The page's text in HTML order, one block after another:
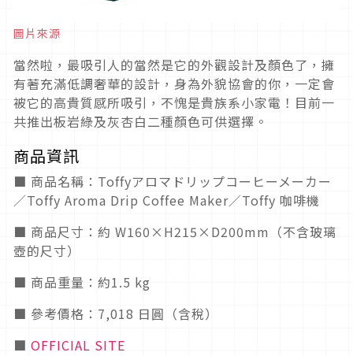
圖片來源
當然啦，最吸引人的當然是它的外觀設計及顏色了，擁
有著充滿低調奢華的設計，身為外貌協會的你，一定會
被它的高貴質感所吸引，不愧是貴族系小家電！目前一
共推出板岩綠及灰杏白二種顏色可供選擇。
商品資訊
■ 商品名稱：Toffyアロマドリップコーヒーメーカー
／Toffy Aroma Drip Coffee Maker／Toffy 咖啡機
■ 商品尺寸：約 W160×H215×D200mm（不含玻璃
壺的尺寸）
■ 商品重量：約1.5 kg
■ 參考價格：7,018 日圓（含稅）
■ OFFICIAL SITE